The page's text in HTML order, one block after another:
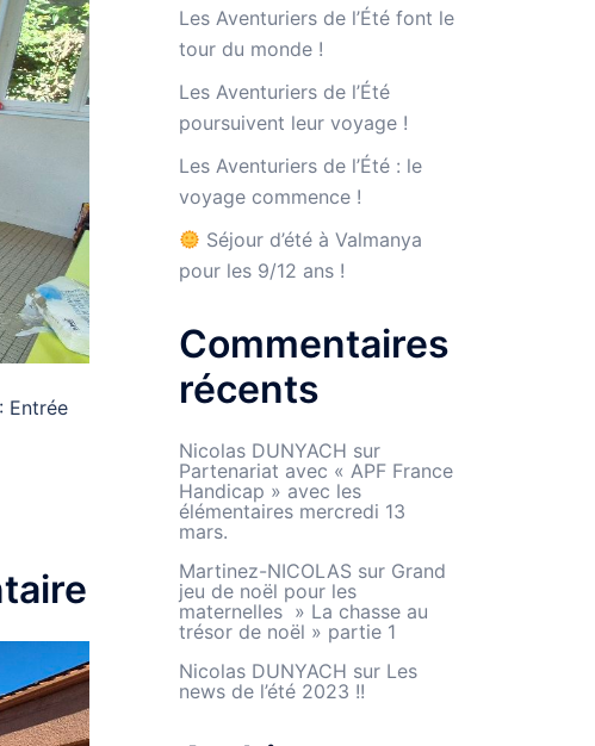
Entrée
Les Aventuriers de l’Été font le
tour du monde !
Les Aventuriers de l’Été
poursuivent leur voyage !
Les Aventuriers de l’Été : le
voyage commence !
Séjour d’été à Valmanya
pour les 9/12 ans !
Commentaires
récents
Nicolas DUNYACH sur
Partenariat avec « APF France
Handicap » avec les
élémentaires mercredi 13
mars.
Martinez-NICOLASsur Grand
jeu de noël pour les
maternelles » La chasse au
trésor de noël » partie 1
Nicolas DUNYACH sur Les
news de l’été 2023 !!